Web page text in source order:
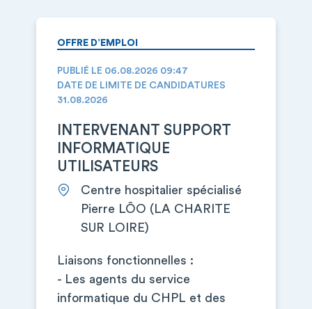
OFFRE D’EMPLOI
PUBLIÉ LE 06.08.2026 09:47
DATE DE LIMITE DE CANDIDATURES
31.08.2026
INTERVENANT SUPPORT
INFORMATIQUE
UTILISATEURS
Centre hospitalier spécialisé
Pierre LÔO (LA CHARITE
SUR LOIRE)
Liaisons fonctionnelles :
- Les agents du service
informatique du CHPL et des